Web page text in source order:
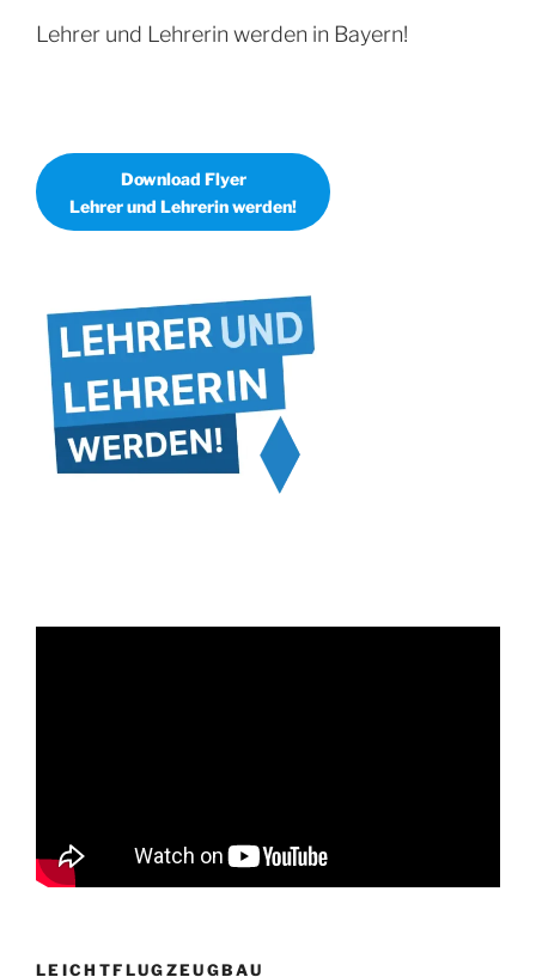
Lehrer und Lehrerin werden in Bayern!
Download Flyer
Lehrer und Lehrerin werden!
LEICHTFLUGZEUGBAU